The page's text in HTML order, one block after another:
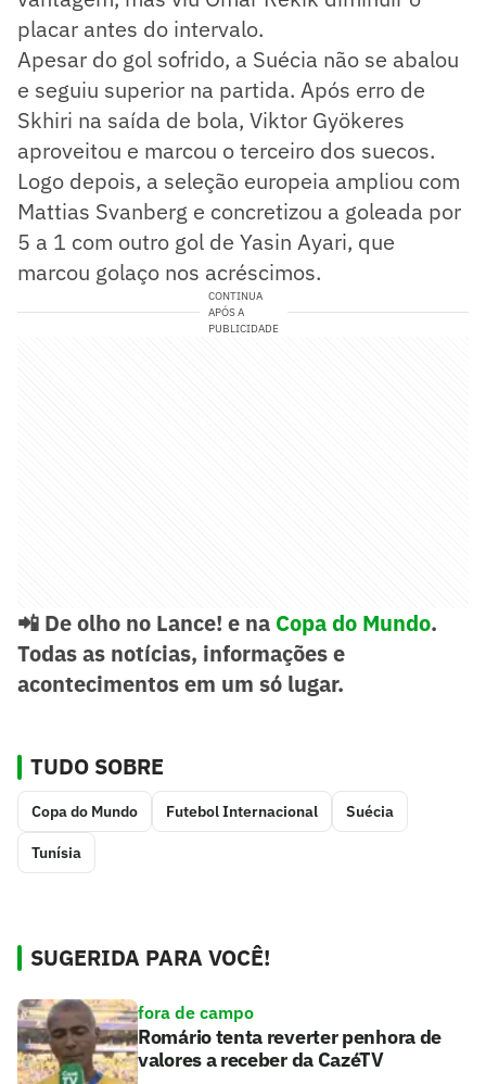
placar antes do intervalo.
Apesar do gol sofrido, a Suécia não se abalou
e seguiu superior na partida. Após erro de
Skhiri na saída de bola, Viktor Gyökeres
aproveitou e marcou o terceiro dos suecos.
Logo depois, a seleção europeia ampliou com
Mattias Svanberg e concretizou a goleada por
5 a 1 com outro gol de Yasin Ayari, que
marcou golaço nos acréscimos.
CONTINUA
APÓS A
PUBLICIDADE
📲 De olho no Lance! e na Copa do Mundo.
Todas as notícias, informações e
acontecimentos em um só lugar.
TUDO SOBRE
Copa do Mundo Futebol Internacional Suécia
Tunísia
SUGERIDA PARA VOCÊ!
fora de campo
Romário tenta reverter penhora de
valores a receber da CazéTV